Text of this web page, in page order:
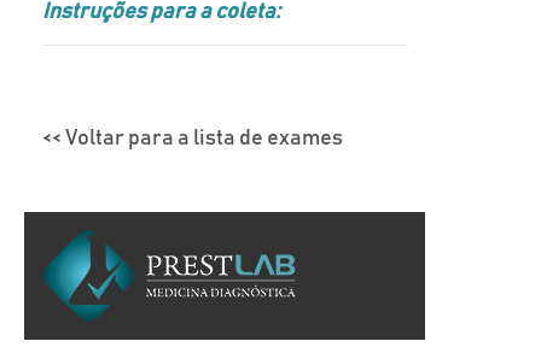
Instruções para a coleta:
<< Voltar para a lista de exames